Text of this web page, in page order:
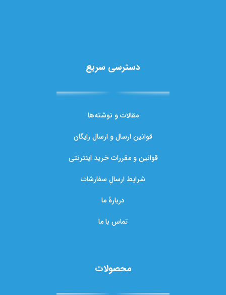
دسترسی سریع
مقالات و نوشته‌ها
قوانین ارسال و ارسال رایگان
قوانین و مقررات خرید اینترنتی
شرایط ارسالِ سفارشات
دربارهٔ ما
تماس با ما
محصولات